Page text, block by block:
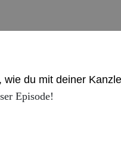
du mit deiner
Episode!